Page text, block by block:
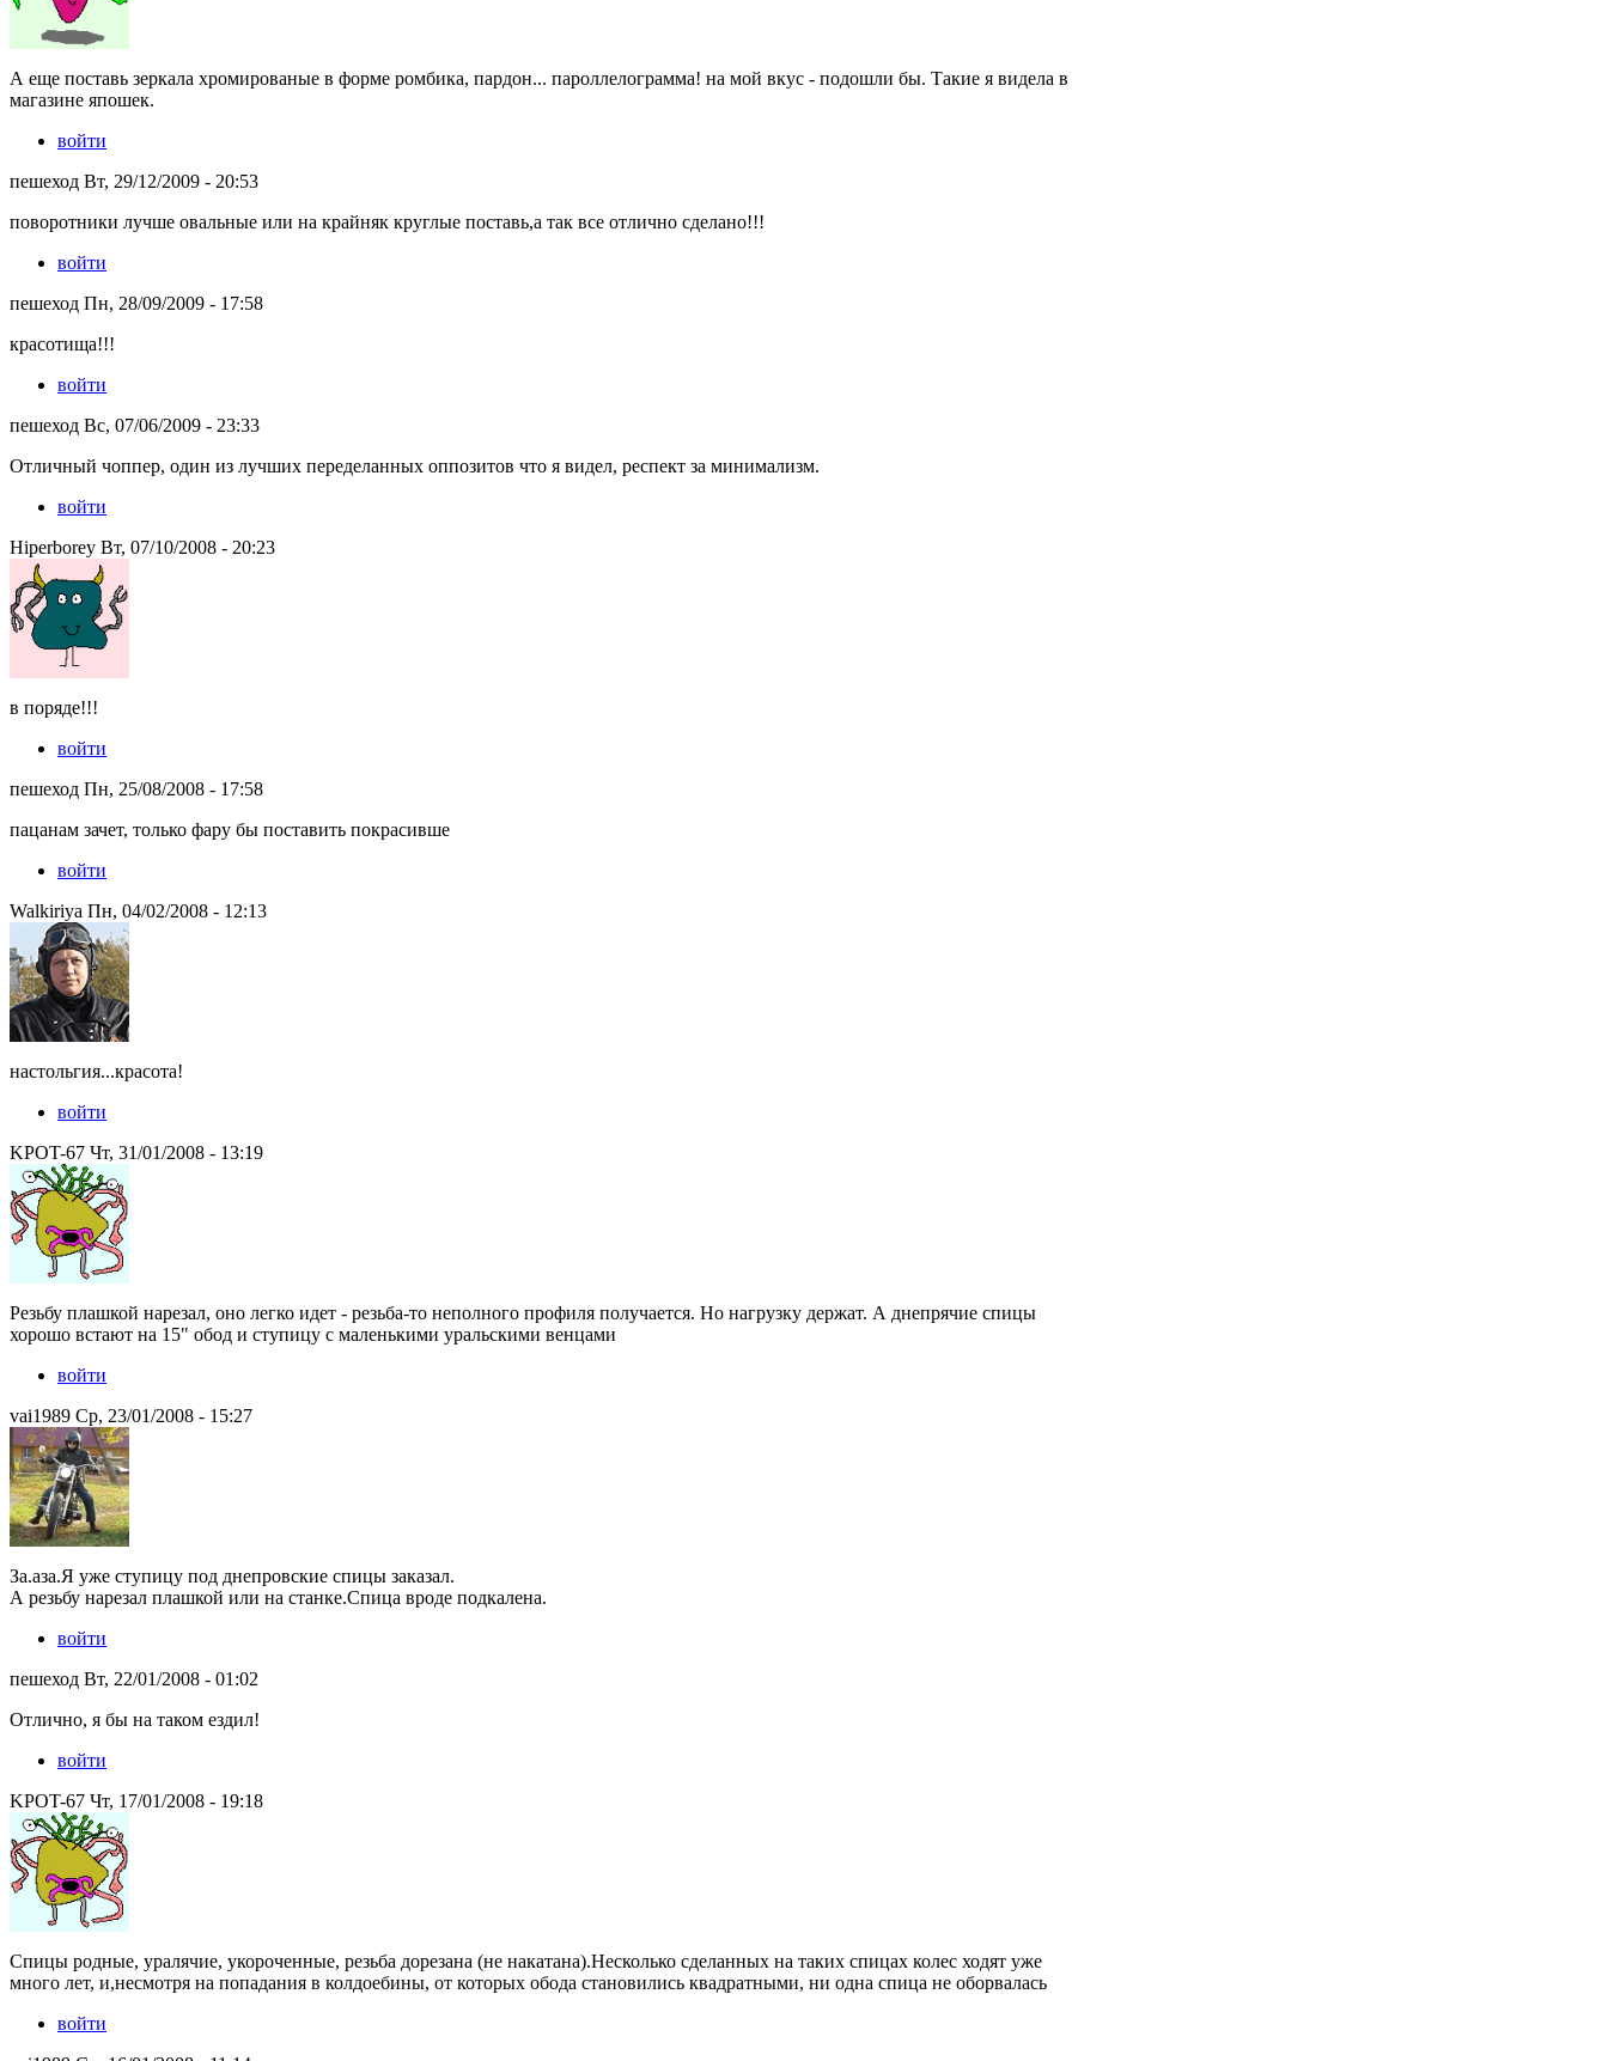
А еще поставь зеркала хромированые в форме ромбика, пардон... пароллелограмма! на мой вкус - подошли бы. Такие я видела в
магазине япошек.
войти
пешеход Вт, 29/12/2009 - 20:53
поворотники лучше овальные или на крайняк круглые поставь,а так все отлично сделано!!!
войти
пешеход Пн, 28/09/2009 - 17:58
красотища!!!
войти
пешеход Вс, 07/06/2009 - 23:33
Отличный чоппер, один из лучших переделанных оппозитов что я видел, респект за минимализм.
войти
Hiperborey Вт, 07/10/2008 - 20:23
в поряде!!!
войти
пешеход Пн, 25/08/2008 - 17:58
пацанам зачет, только фару бы поставить покрасивше
войти
Walkiriya Пн, 04/02/2008 - 12:13
настольгия...красота!
войти
KPOT-67 Чт, 31/01/2008 - 13:19
Резьбу плашкой нарезал, оно легко идет - резьба-то неполного профиля получается. Но нагрузку держат. А днепрячие спицы
хорошо встают на 15" обод и ступицу с маленькими уральскими венцами
войти
vai1989 Ср, 23/01/2008 - 15:27
За.аза.Я уже ступицу под днепровские спицы заказал.
А резьбу нарезал плашкой или на станке.Спица вроде подкалена.
войти
пешеход Вт, 22/01/2008 - 01:02
Отлично, я бы на таком ездил!
войти
KPOT-67 Чт, 17/01/2008 - 19:18
Спицы родные, уралячие, укороченные, резьба дорезана (не накатана).Несколько сделанных на таких спицах колес ходят уже
много лет, и,несмотря на попадания в колдоебины, от которых обода становились квадратными, ни одна спица не оборвалась
войти